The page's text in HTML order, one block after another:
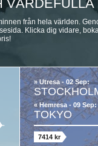
VÄRDEFULLA
från hela världen.
Klicka dig vidare,
» Utresa - 02 Sep:
« Hemresa - 09 Sep:
TOKYO
7414 kr